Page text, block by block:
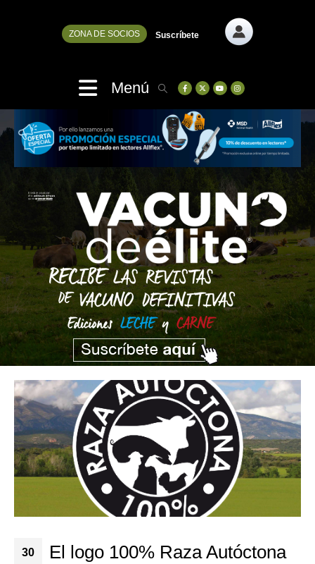
ZONA DE SOCIOS Suscríbete
Menú
30
El logo 100% Raza Autóctona